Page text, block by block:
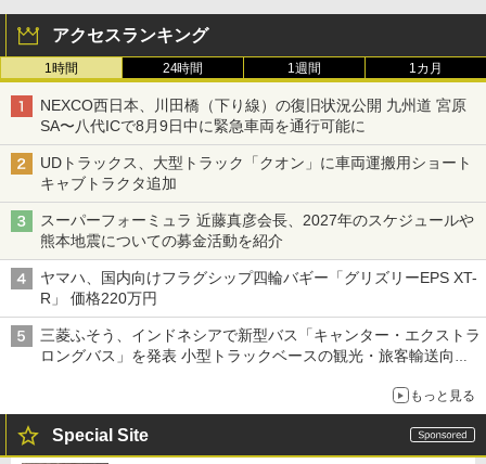
アクセスランキング
1時間 24時間 1週間 1カ月
NEXCO西日本、川田橋（下り線）の復旧状況公開 九州道 宮原
SA〜八代ICで8月9日中に緊急車両を通行可能に
UDトラックス、大型トラック「クオン」に車両運搬用ショート
キャブトラクタ追加
スーパーフォーミュラ 近藤真彦会長、2027年のスケジュールや
熊本地震についての募金活動を紹介
ヤマハ、国内向けフラグシップ四輪バギー「グリズリーEPS XT-
R」 価格220万円
三菱ふそう、インドネシアで新型バス「キャンター・エクストラ
ロングバス」を発表 小型トラックベースの観光・旅客輸送向け
もっと見る
Special Site